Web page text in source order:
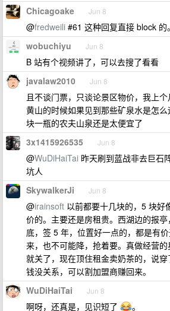
Chicagoake Jun 8
@fredweili #61 这种回复直接 block 的。
wobuchiyu Jun 8
B 站有个视频讲了，可以去搜了看看
javalaw2010 Jun 8
且不谈门票，只谈论景区物价，我上
黄山的时候如果见到那些矿泉水是怎
块一瓶的农夫山泉还是太便宜了
3x1415926535 Jun 8
@WuDiHaiTai 昨天刷到蓝战非去巨石
坑人
SkywalkerJi Jun 8
@irainsoft 以前都要十几块的，5 块好
价的。主要还是房租贵。西湖边的报
底，签 5 年，位置好一点的，都是有
来，也不可能降，抢着要。真做经营
就关了，现在顶住租金卖奶茶的，说
钱没关系，可以割加盟商赚回来。
WuDiHaiTai Jun 8
啊呀，还真是，见识短了 。